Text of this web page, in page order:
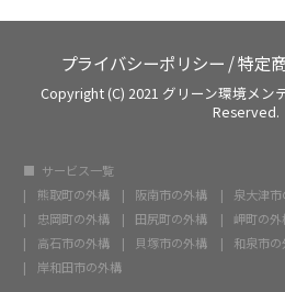
プライバシーポリシー /特定
Copyright (C) 2021 グリーン環境メン
Reserved.
サービス一覧
熊取町の外構
阪南市の外構 泉大津
忠岡町の外構
田尻町の外構 岬町の外
高石市の外構
貝塚市の外構 和泉市
岸和田市の外構